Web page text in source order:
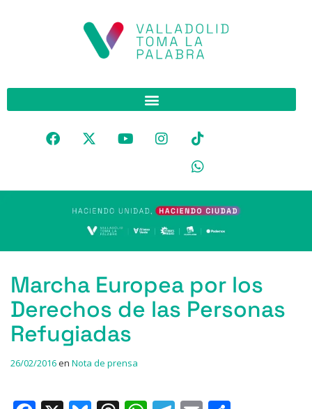
Marcha Europea por los
Derechos de las Personas
Refugiadas
26/02/2016en Nota de prensa